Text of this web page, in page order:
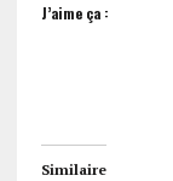
J’aime ça :
Similaire